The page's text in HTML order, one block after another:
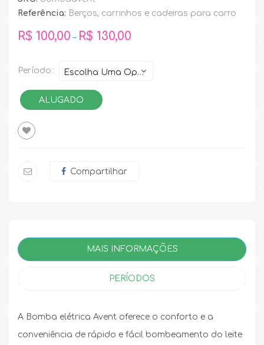
Referência: Berços, carrinhos e cadeiras para carro
R$ 100,00 – R$ 130,00
Período
ALUGADO
Compartilhar
MAIS INFORMAÇÕES
PERÍODOS
A Bomba elétrica Avent oferece o conforto e a
conveniência de rápido e fácil bombeamento do leite